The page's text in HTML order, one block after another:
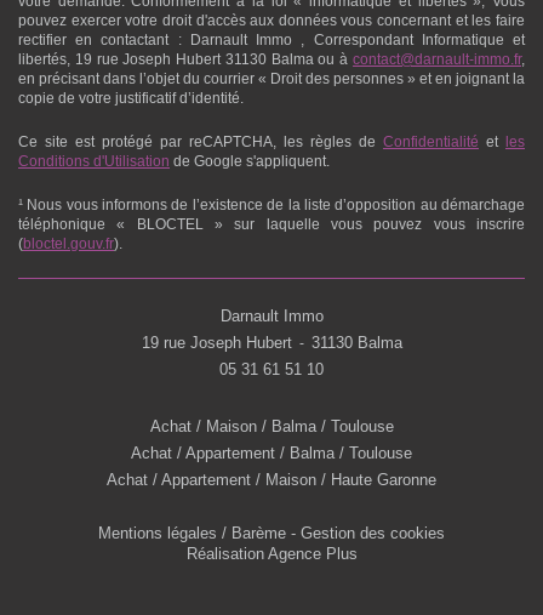
pouvez exercer votre droit d'accès aux données vous concernant et les faire
rectifier en contactant :
Darnault Immo
, Correspondant Informatique et
libertés,
19 rue Joseph Hubert 31130 Balma ou àcontact@darnault-immo.fr,
en précisant dans l’objet du courrier « Droit des personnes » et en joignant la
copie de votre justificatif d’identité.
Ce site est protégé par reCAPTCHA, les règles de Confidentialité et
les
Conditions d'Utilisation de Google s'appliquent.
¹ Nous vous informons de l’existence de la liste d’opposition au démarchage
téléphonique « BLOCTEL » sur laquelle vous pouvez vous inscrire
(bloctel.gouv.fr).
Darnault Immo
19 rue Joseph Hubert - 31130 Balma
05 31 61 51 10
Achat / Maison / Balma / Toulouse
Achat / Appartement / Balma / Toulouse
Achat / Appartement / Maison / Haute Garonne
Mentions légales / Barème - Gestion des cookies
Réalisation Agence Plus